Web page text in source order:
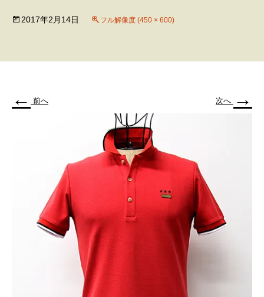
2017年2月14日 フル解像度 (450 × 600)
← 前へ 次へ →